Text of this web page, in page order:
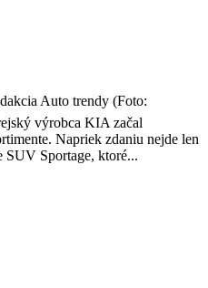
Auto trendy (Foto:
výrobca KIA začal
Napriek zdaniu nejde len
SUV Sportage, ktoré...